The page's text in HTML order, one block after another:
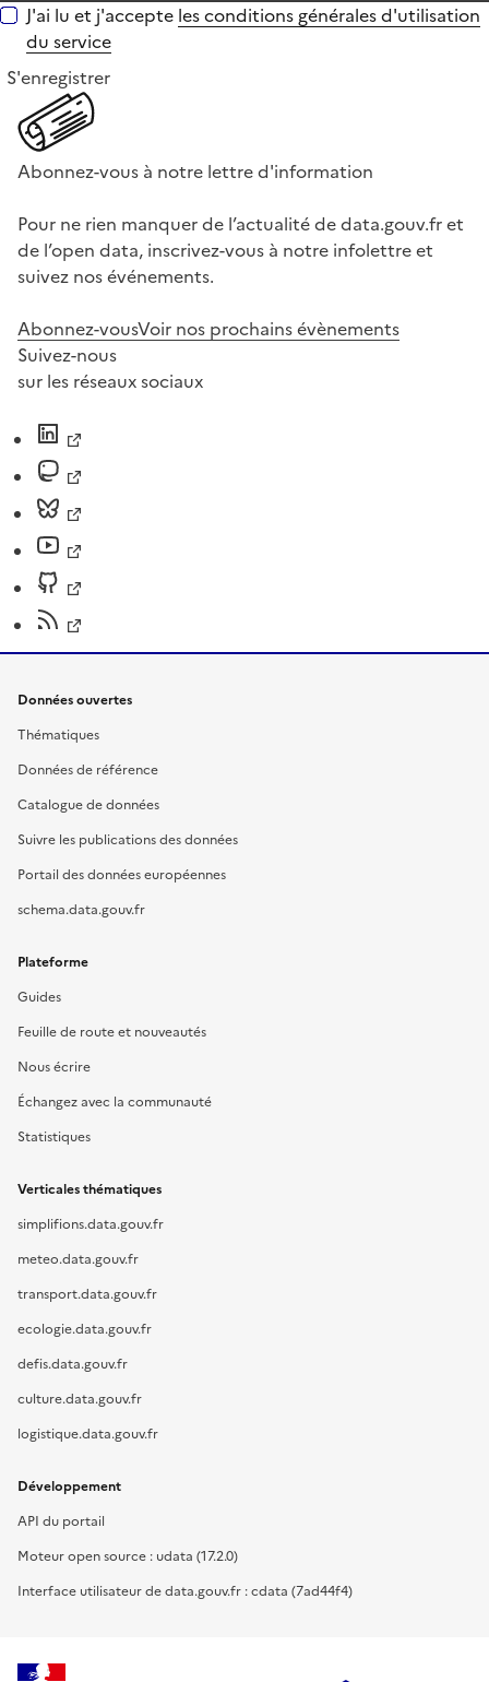
J'ai lu et j'accepte les conditions générales d'utilisation
du service
S'enregistrer
Abonnez-vous à notre lettre d'information
Pour ne rien manquer de l’actualité de data.gouv.fr et
de l’open data, inscrivez-vous à notre infolettre et
suivez nos événements.
Abonnez-vousVoir nos prochains évènements
Suivez-nous
sur les réseaux sociaux
Données ouvertes
Thématiques
Données de référence
Catalogue de données
Suivre les publications des données
Portail des données européennes
schema.data.gouv.fr
Plateforme
Guides
Feuille de route et nouveautés
Nous écrire
Échangez avec la communauté
Statistiques
Verticales thématiques
simplifions.data.gouv.fr
meteo.data.gouv.fr
transport.data.gouv.fr
ecologie.data.gouv.fr
defis.data.gouv.fr
culture.data.gouv.fr
logistique.data.gouv.fr
Développement
API du portail
Moteur open source : udata (17.2.0)
Interface utilisateur de data.gouv.fr : cdata (7ad44f4)